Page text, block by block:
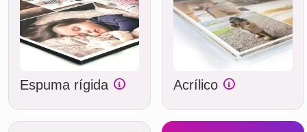
Espuma rígida Acrílico